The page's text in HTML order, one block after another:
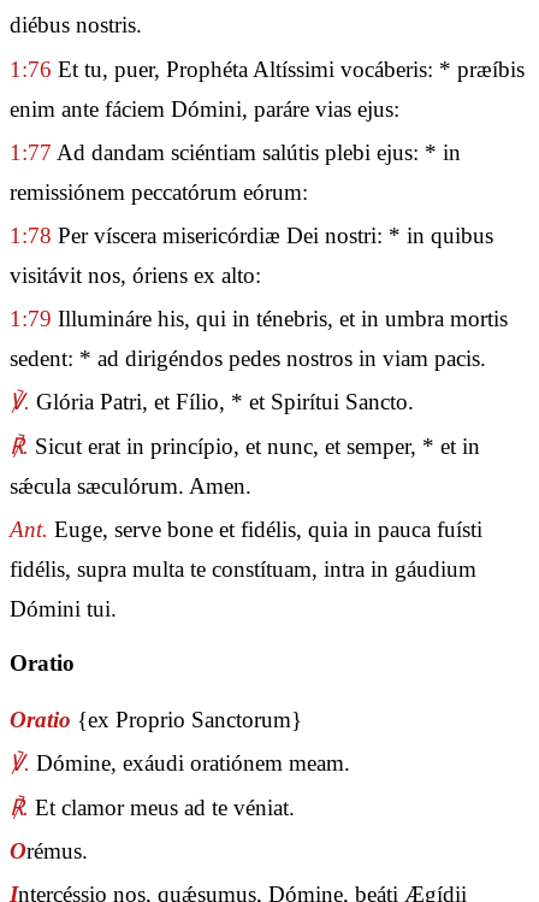
diébus nostris.
1:76 Et tu, puer, Prophéta Altíssimi vocáberis: * præíbis
enim ante fáciem Dómini, paráre vias ejus:
1:77 Ad dandam sciéntiam salútis plebi ejus: * in
remissiónem peccatórum eórum:
1:78 Per víscera misericórdiæ Dei nostri: * in quibus
visitávit nos, óriens ex alto:
1:79 Illumináre his, qui in ténebris, et in umbra mortis
sedent: * ad dirigéndos pedes nostros in viam pacis.
℣. Glória Patri, et Fílio, * et Spirítui Sancto.
℟. Sicut erat in princípio, et nunc, et semper, * et in
sǽcula sæculórum. Amen.
Ant. Euge, serve bone et fidélis, quia in pauca fuísti
fidélis, supra multa te constítuam, intra in gáudium
Dómini tui.
Oratio
Oratio {ex Proprio Sanctorum}
℣. Dómine, exáudi oratiónem meam.
℟. Et clamor meus ad te véniat.
Orémus.
Intercéssio nos, quǽsumus, Dómine, beáti Ægídii